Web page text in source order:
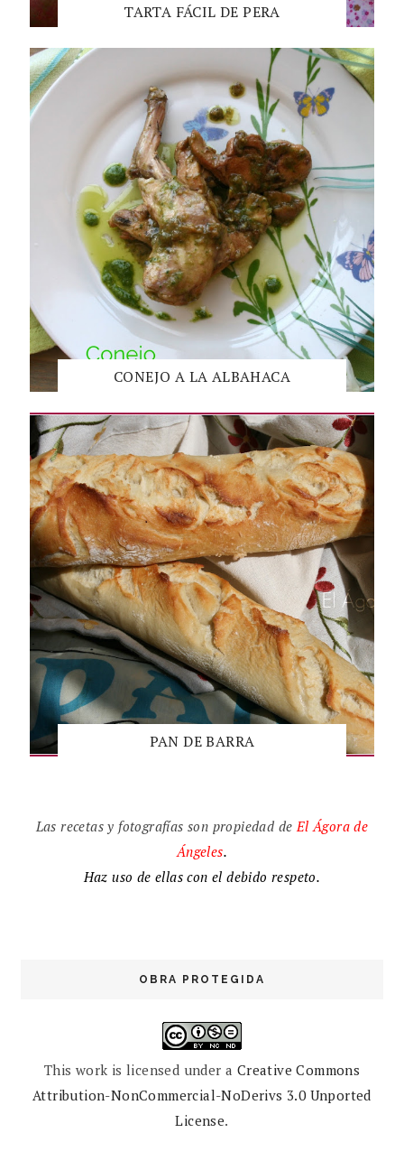
TARTA FÁCIL DE PERA
CONEJO A LA ALBAHACA
PAN DE BARRA
Las recetas y fotografías son propiedad deElÁgora de
Ángeles.
Haz uso de ellas con el debido respeto.
OBRA PROTEGIDA
This work is licensed under a Creative Commons
Attribution-NonCommercial-NoDerivs 3.0 Unported
License.